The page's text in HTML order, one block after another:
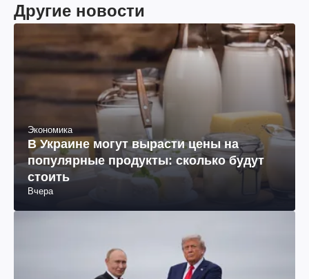
Другие новости
Экономика
В Украине могут вырасти цены на
популярные продукты: сколько будут
стоить
Вчера